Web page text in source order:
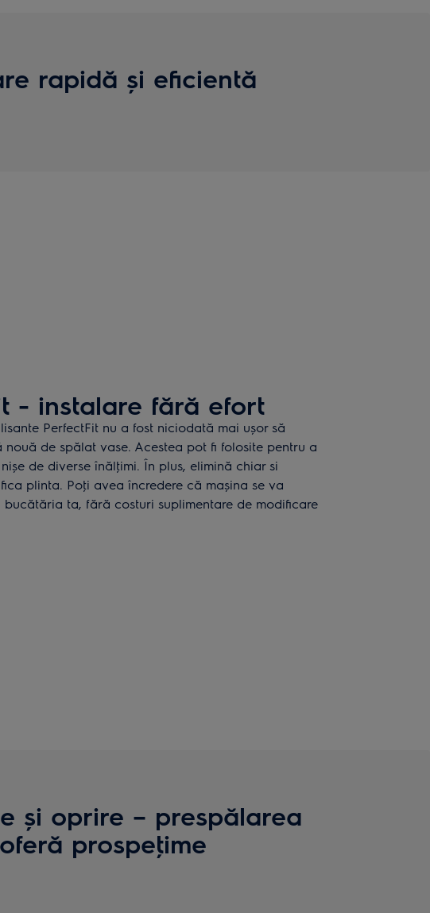
rapidă și eficientă
- instalare fără efort
PerfectFit nu a fost niciodată mai ușor să
nouă de spălat vase. Acestea pot fi folosite pentru a
de diverse înălţimi. În plus, elimină chiar si
plinta. Poţi avea încredere că mașina se va
ta, fără costuri suplimentare de modificare
și oprire – prespălarea
prospeţime